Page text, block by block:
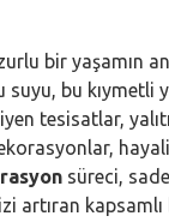
bir yaşamın
bu kıymetli
tesisatlar,
süreci,
artıran kapsamlı